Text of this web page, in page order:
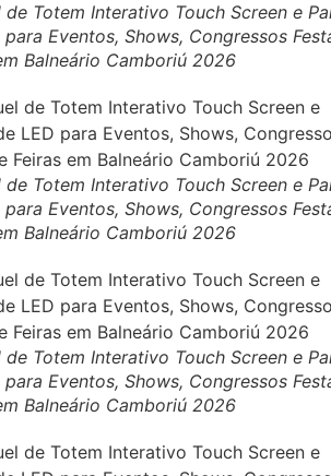
de Totem Interativo Touch Screen e
para Eventos, Shows, Congressos
Balneário Camboriú 2026
de Totem Interativo Touch Screen e
para Eventos, Shows, Congressos
Balneário Camboriú 2026
de Totem Interativo Touch Screen e
para Eventos, Shows, Congressos
Balneário Camboriú 2026